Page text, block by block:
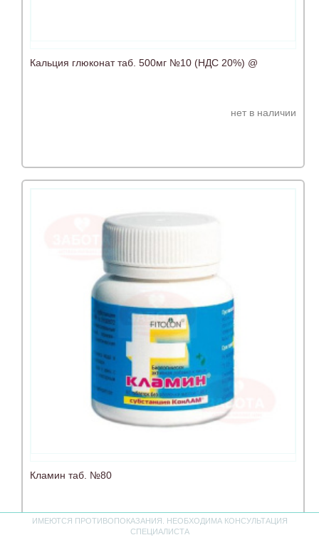
Кальция глюконат таб. 500мг №10 (НДС 20%) @
нет в наличии
Кламин таб. №80
нет в наличии
ИМЕЮТСЯ ПРОТИВОПОКАЗАНИЯ. НЕОБХОДИМА КОНСУЛЬТАЦИЯ
СПЕЦИАЛИСТА